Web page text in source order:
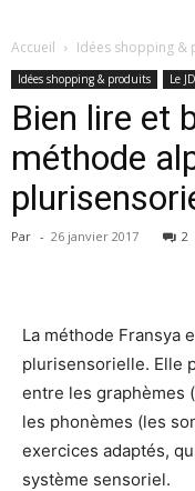
Accueil Idées shopping &
Idées shopping & produits Le
Bien lire et
méthode
Par - 26 janvier 2017 2
La méthode Fransya
plurisensorielle. Elle
entre les graphèmes
les phonèmes (les
exercices adaptés,
système sensoriel.